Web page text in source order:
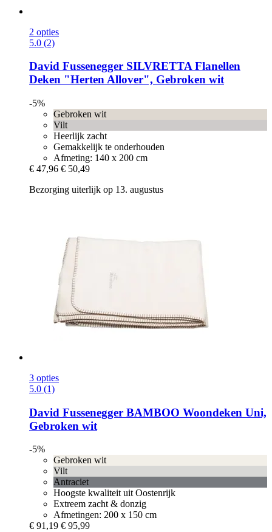
2 opties
5.0 (2)
David Fussenegger SILVRETTA Flanellen
Deken "Herten Allover", Gebroken wit
-5%
Gebroken wit
Vilt
Heerlijk zacht
Gemakkelijk te onderhouden
Afmeting: 140 x 200 cm
€ 47,96 € 50,49
Bezorging uiterlijk op 13. augustus
3 opties
5.0 (1)
David Fussenegger BAMBOO Woondeken Uni,
Gebroken wit
-5%
Gebroken wit
Vilt
Antraciet
Hoogste kwaliteit uit Oostenrijk
Extreem zacht & donzig
Afmetingen: 200 x 150 cm
€ 91,19 € 95,99